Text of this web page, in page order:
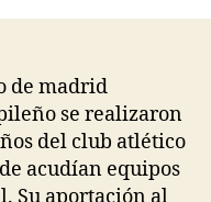
se realizaron
del club atlético
acudían equipos
Su aportación al